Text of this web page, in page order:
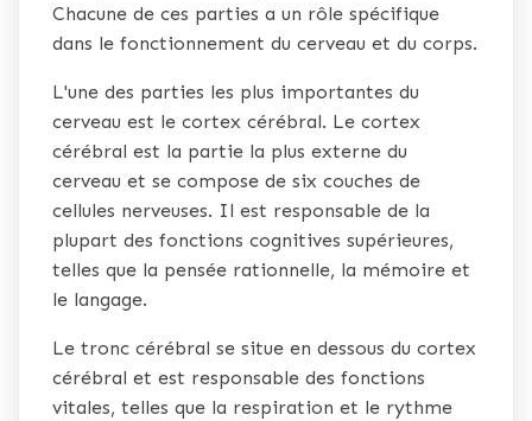
Chacune de ces parties a un rôle spécifique
dans le fonctionnement du cerveau et du corps.
L'une des parties les plus importantes du
cerveau est le cortex cérébral. Le cortex
cérébral est la partie la plus externe du
cerveau et se compose de six couches de
cellules nerveuses. Il est responsable de la
plupart des fonctions cognitives supérieures,
telles que la pensée rationnelle, la mémoire et
le langage.
Le tronc cérébral se situe en dessous du cortex
cérébral et est responsable des fonctions
vitales, telles que la respiration et le rythme